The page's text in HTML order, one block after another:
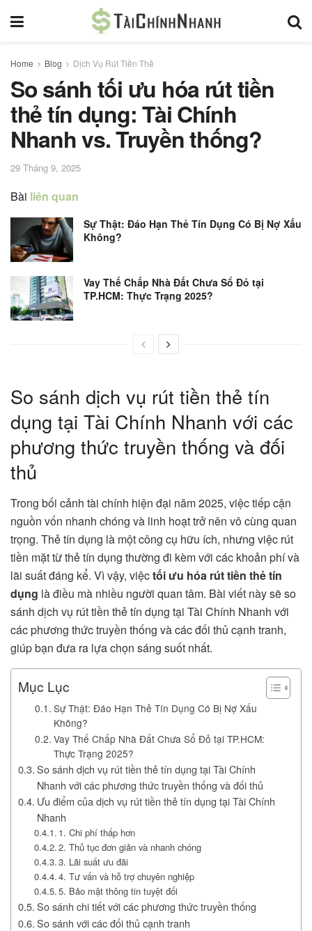
Home Blog Dịch Vụ Rút Tiền Thẻ
So sánh tối ưu hóa rút tiền
thẻ tín dụng: Tài Chính
Nhanh vs. Truyền thống?
29 Tháng 9, 2025
Bài liên quan
Sự Thật: Đáo Hạn Thẻ Tín Dụng Có Bị Nợ Xấu
Không?
Vay Thế Chấp Nhà Đất Chưa Sổ Đỏ tại
TP.HCM: Thực Trạng 2025?
So sánh dịch vụ rút tiền thẻ tín
dụng tại Tài Chính Nhanh với các
phương thức truyền thống và đối
thủ
Trong bối cảnh tài chính hiện đại năm 2025, việc tiếp cận
nguồn vốn nhanh chóng và linh hoạt trở nên vô cùng quan
trọng. Thẻ tín dụng là một công cụ hữu ích, nhưng việc rút
tiền mặt từ thẻ tín dụng thường đi kèm với các khoản phí và
lãi suất đáng kể. Vì vậy, việctối ưu hóa rút tiền thẻ tín
dụng là điều mà nhiều người quan tâm. Bài viết này sẽ so
sánh dịch vụ rút tiền thẻ tín dụng tại Tài Chính Nhanh với
các phương thức truyền thống và các đối thủ cạnh tranh,
giúp bạn đưa ra lựa chọn sáng suốt nhất.
Mục Lục
Sự Thật: Đáo Hạn Thẻ Tín Dụng Có Bị Nợ Xấu
Không?
Vay Thế Chấp Nhà Đất Chưa Sổ Đỏ tại TP.HCM:
Thực Trạng 2025?
So sánh dịch vụ rút tiền thẻ tín dụng tại Tài Chính
Nhanh với các phương thức truyền thống và đối thủ
Ưu điểm của dịch vụ rút tiền thẻ tín dụng tại Tài Chính
Nhanh
1. Chi phí thấp hơn
2. Thủ tục đơn giản và nhanh chóng
3. Lãi suất ưu đãi
4. Tư vấn và hỗ trợ chuyên nghiệp
5. Bảo mật thông tin tuyệt đối
So sánh chi tiết với các phương thức truyền thống
So sánh với các đối thủ cạnh tranh